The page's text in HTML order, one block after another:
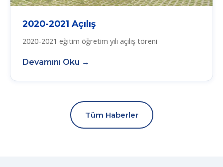
2020-2021 Açılış
2020-2021 eğitim öğretim yılı açılış töreni
Devamını Oku →
Tüm Haberler